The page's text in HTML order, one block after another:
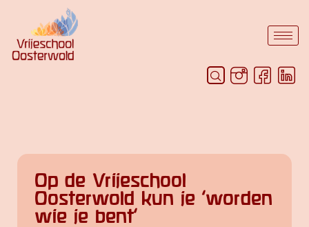
Op de Vrijeschool
Oosterwold kun je 'worden
wie je bent'